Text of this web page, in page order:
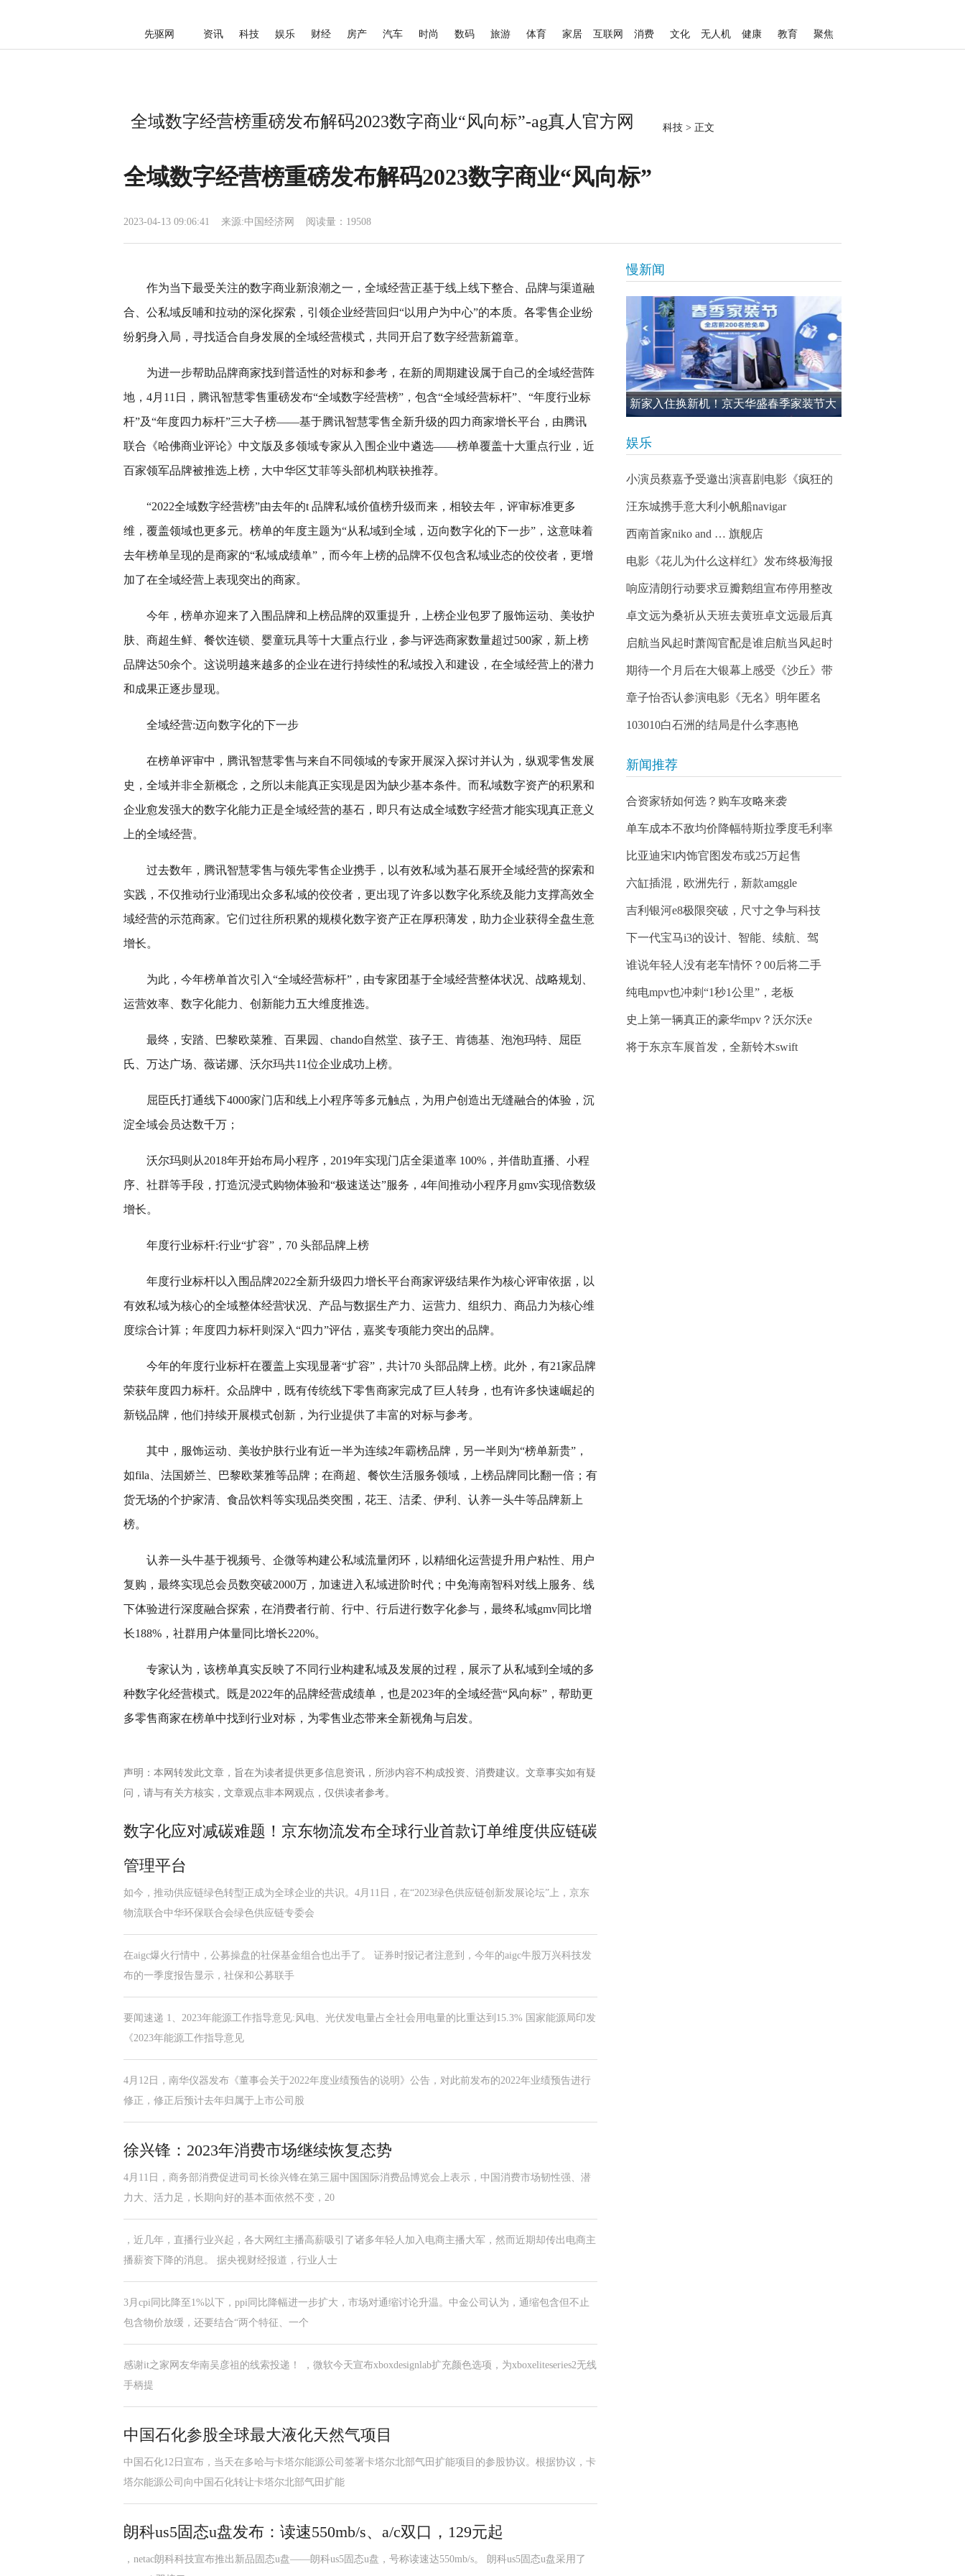
先驱网 资讯 科技 娱乐 财经 房产 汽车 时尚 数码 旅游 体育 家居 互联网 消费 文化 无人机 健康 教育 聚焦
全域数字经营榜重磅发布解码2023数字商业“风向标”-ag真人官方网 科技 > 正文
全域数字经营榜重磅发布解码2023数字商业“风向标”
2023-04-13 09:06:41 来源:中国经济网 阅读量：19508
作为当下最受关注的数字商业新浪潮之一，全域经营正基于线上线下整合、品牌与渠道融
合、公私域反哺和拉动的深化探索，引领企业经营回归“以用户为中心”的本质。各零售企业纷
纷躬身入局，寻找适合自身发展的全域经营模式，共同开启了数字经营新篇章。
为进一步帮助品牌商家找到普适性的对标和参考，在新的周期建设属于自己的全域经营阵
地，4月11日，腾讯智慧零售重磅发布“全域数字经营榜”，包含“全域经营标杆”、“年度行业标
杆”及“年度四力标杆”三大子榜——基于腾讯智慧零售全新升级的四力商家增长平台，由腾讯
联合《哈佛商业评论》中文版及多领域专家从入围企业中遴选——榜单覆盖十大重点行业，近
百家领军品牌被推选上榜，大中华区艾菲等头部机构联袂推荐。
“2022全域数字经营榜”由去年的t 品牌私域价值榜升级而来，相较去年，评审标准更多
维，覆盖领域也更多元。榜单的年度主题为“从私域到全域，迈向数字化的下一步”，这意味着
去年榜单呈现的是商家的“私域成绩单”，而今年上榜的品牌不仅包含私域业态的佼佼者，更增
加了在全域经营上表现突出的商家。
今年，榜单亦迎来了入围品牌和上榜品牌的双重提升，上榜企业包罗了服饰运动、美妆护
肤、商超生鲜、餐饮连锁、婴童玩具等十大重点行业，参与评选商家数量超过500家，新上榜
品牌达50余个。这说明越来越多的企业在进行持续性的私域投入和建设，在全域经营上的潜力
和成果正逐步显现。
全域经营:迈向数字化的下一步
在榜单评审中，腾讯智慧零售与来自不同领域的专家开展深入探讨并认为，纵观零售发展
史，全域并非全新概念，之所以未能真正实现是因为缺少基本条件。而私域数字资产的积累和
企业愈发强大的数字化能力正是全域经营的基石，即只有达成全域数字经营才能实现真正意义
上的全域经营。
过去数年，腾讯智慧零售与领先零售企业携手，以有效私域为基石展开全域经营的探索和
实践，不仅推动行业涌现出众多私域的佼佼者，更出现了许多以数字化系统及能力支撑高效全
域经营的示范商家。它们过往所积累的规模化数字资产正在厚积薄发，助力企业获得全盘生意
增长。
为此，今年榜单首次引入“全域经营标杆”，由专家团基于全域经营整体状况、战略规划、
运营效率、数字化能力、创新能力五大维度推选。
最终，安踏、巴黎欧菜雅、百果园、chando自然堂、孩子王、肯德基、泡泡玛特、屈臣
氏、万达广场、薇诺娜、沃尔玛共11位企业成功上榜。
屈臣氏打通线下4000家门店和线上小程序等多元触点，为用户创造出无缝融合的体验，沉
淀全域会员达数千万；
沃尔玛则从2018年开始布局小程序，2019年实现门店全渠道率 100%，并借助直播、小程
序、社群等手段，打造沉浸式购物体验和“极速送达”服务，4年间推动小程序月gmv实现倍数级
增长。
年度行业标杆:行业“扩容”，70 头部品牌上榜
年度行业标杆以入围品牌2022全新升级四力增长平台商家评级结果作为核心评审依据，以
有效私域为核心的全域整体经营状况、产品与数据生产力、运营力、组织力、商品力为核心维
度综合计算；年度四力标杆则深入“四力”评估，嘉奖专项能力突出的品牌。
今年的年度行业标杆在覆盖上实现显著“扩容”，共计70 头部品牌上榜。此外，有21家品牌
荣获年度四力标杆。众品牌中，既有传统线下零售商家完成了巨人转身，也有许多快速崛起的
新锐品牌，他们持续开展模式创新，为行业提供了丰富的对标与参考。
其中，服饰运动、美妆护肤行业有近一半为连续2年霸榜品牌，另一半则为“榜单新贵”，
如fila、法国娇兰、巴黎欧莱雅等品牌；在商超、餐饮生活服务领域，上榜品牌同比翻一倍；有
货无场的个护家清、食品饮料等实现品类突围，花王、洁柔、伊利、认养一头牛等品牌新上
榜。
认养一头牛基于视频号、企微等构建公私域流量闭环，以精细化运营提升用户粘性、用户
复购，最终实现总会员数突破2000万，加速进入私域进阶时代；中免海南智科对线上服务、线
下体验进行深度融合探索，在消费者行前、行中、行后进行数字化参与，最终私域gmv同比增
长188%，社群用户体量同比增长220%。
专家认为，该榜单真实反映了不同行业构建私域及发展的过程，展示了从私域到全域的多
种数字化经营模式。既是2022年的品牌经营成绩单，也是2023年的全域经营“风向标”，帮助更
多零售商家在榜单中找到行业对标，为零售业态带来全新视角与启发。
声明：本网转发此文章，旨在为读者提供更多信息资讯，所涉内容不构成投资、消费建议。文章事实如有疑
问，请与有关方核实，文章观点非本网观点，仅供读者参考。
数字化应对减碳难题！京东物流发布全球行业首款订单维度供应链碳
管理平台
如今，推动供应链绿色转型正成为全球企业的共识。4月11日，在“2023绿色供应链创新发展论坛”上，京东
物流联合中华环保联合会绿色供应链专委会
在aigc爆火行情中，公募操盘的社保基金组合也出手了。 证券时报记者注意到，今年的aigc牛股万兴科技发
布的一季度报告显示，社保和公募联手
要闻速递 1、2023年能源工作指导意见:风电、光伏发电量占全社会用电量的比重达到15.3% 国家能源局印发
《2023年能源工作指导意见
4月12日，南华仪器发布《董事会关于2022年度业绩预告的说明》公告，对此前发布的2022年业绩预告进行
修正，修正后预计去年归属于上市公司股
徐兴锋：2023年消费市场继续恢复态势
4月11日，商务部消费促进司司长徐兴锋在第三届中国国际消费品博览会上表示，中国消费市场韧性强、潜
力大、活力足，长期向好的基本面依然不变，20
，近几年，直播行业兴起，各大网红主播高薪吸引了诸多年轻人加入电商主播大军，然而近期却传出电商主
播薪资下降的消息。 据央视财经报道，行业人士
3月cpi同比降至1%以下，ppi同比降幅进一步扩大，市场对通缩讨论升温。中金公司认为，通缩包含但不止
包含物价放缓，还要结合“两个特征、一个
感谢it之家网友华南吴彦祖的线索投递！ ，微软今天宣布xboxdesignlab扩充颜色选项，为xboxeliteseries2无线
手柄提
中国石化参股全球最大液化天然气项目
中国石化12日宣布，当天在多哈与卡塔尔能源公司签署卡塔尔北部气田扩能项目的参股协议。根据协议，卡
塔尔能源公司向中国石化转让卡塔尔北部气田扩能
朗科us5固态u盘发布：读速550mb/s、a/c双口，129元起
，netac朗科科技宣布推出新品固态u盘——朗科us5固态u盘，号称读速达550mb/s。 朗科us5固态u盘采用了
慢新闻
新家入住换新机！京天华盛春季家装节大
娱乐
小演员蔡嘉予受邀出演喜剧电影《疯狂的
汪东城携手意大利小帆船navigar
西南首家niko and … 旗舰店
电影《花儿为什么这样红》发布终极海报
响应清朗行动要求豆瓣鹅组宣布停用整改
卓文远为桑祈从天班去黄班卓文远最后真
启航当风起时萧闯官配是谁启航当风起时
期待一个月后在大银幕上感受《沙丘》带
章子怡否认参演电影《无名》明年匿名
103010白石洲的结局是什么李惠艳
新闻推荐
合资家轿如何选？购车攻略来袭
单车成本不敌均价降幅特斯拉季度毛利率
比亚迪宋l内饰官图发布或25万起售
六缸插混，欧洲先行，新款amggle
吉利银河e8极限突破，尺寸之争与科技
下一代宝马i3的设计、智能、续航、驾
谁说年轻人没有老车情怀？00后将二手
纯电mpv也冲刺“1秒1公里”，老板
史上第一辆真正的豪华mpv？沃尔沃e
将于东京车展首发，全新铃木swift